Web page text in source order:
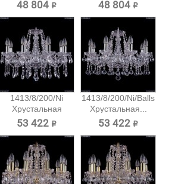
48 804 ₽ 48 804 ₽
1413/8/200/Ni
Хрустальная
подвесная...
53 422 ₽
1413/8/200/Ni/Balls
Хрустальная...
53 422 ₽